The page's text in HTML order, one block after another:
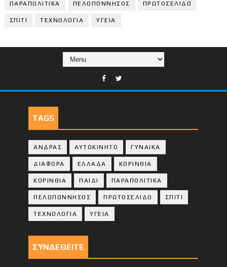
ΠΑΡΑΠΟΛΙΤΙΚΑ ΠΕΛΟΠΟΝΝΗΣΟΣ ΠΡΩΤΟΣΕΛΙΔΟ
ΣΠΙΤΙ ΤΕΧΝΟΛΟΓΙΑ ΥΓΕΙΑ
TAGS
ΑΝΔΡΑΣ ΑΥΤΟΚΙΝΗΤΟ ΓΥΝΑΙΚΑ
ΔΙΑΦΟΡΑ ΕΛΛΑΔΑ ΚΟΡΙΝΘΙΑ
ΚΟΡΙΝΘΙA ΠΑΙΔΙ ΠΑΡΑΠΟΛΙΤΙΚΑ
ΠΕΛΟΠΟΝΝΗΣΟΣ ΠΡΩΤΟΣΕΛΙΔΟ ΣΠΙΤΙ
ΤΕΧΝΟΛΟΓΙΑ ΥΓΕΙΑ
ΣΥΝΔΕΘΕΙΤΕ